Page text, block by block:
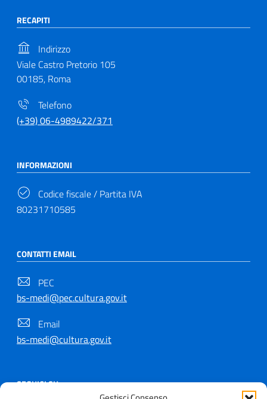
RECAPITI
Indirizzo
Viale Castro Pretorio 105
00185, Roma
Telefono
(+39) 06-4989422/371
INFORMAZIONI
Codice fiscale / Partita IVA
80231710585
CONTATTI EMAIL
PEC
bs-medi@pec.cultura.gov.it
Email
bs-medi@cultura.gov.it
SEGUICI SU